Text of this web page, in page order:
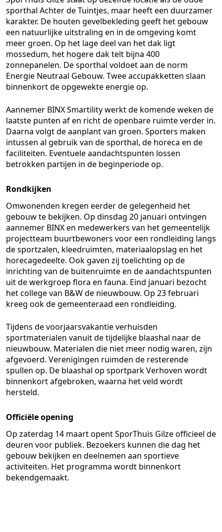
sporthal Achter de Tuintjes, maar heeft een duurzamer
karakter. De houten gevelbekleding geeft het gebouw
een natuurlijke uitstraling en in de omgeving komt
meer groen. Op het lage deel van het dak ligt
mossedum, het hogere dak telt bijna 400
zonnepanelen. De sporthal voldoet aan de norm
Energie Neutraal Gebouw. Twee accupakketten slaan
binnenkort de opgewekte energie op.
Aannemer BINX Smartility werkt de komende weken de
laatste punten af en richt de openbare ruimte verder in.
Daarna volgt de aanplant van groen. Sporters maken
intussen al gebruik van de sporthal, de horeca en de
faciliteiten. Eventuele aandachtspunten lossen
betrokken partijen in de beginperiode op.
Rondkijken
Omwonenden kregen eerder de gelegenheid het
gebouw te bekijken. Op dinsdag 20 januari ontvingen
aannemer BINX en medewerkers van het gemeentelijk
projectteam buurtbewoners voor een rondleiding langs
de sportzalen, kleedruimten, materiaalopslag en het
horecagedeelte. Ook gaven zij toelichting op de
inrichting van de buitenruimte en de aandachtspunten
uit de werkgroep flora en fauna. Eind januari bezocht
het college van B&W de nieuwbouw. Op 23 februari
kreeg ook de gemeenteraad een rondleiding.
Tijdens de voorjaarsvakantie verhuisden
sportmaterialen vanuit de tijdelijke blaashal naar de
nieuwbouw. Materialen die niet meer nodig waren, zijn
afgevoerd. Verenigingen ruimden de resterende
spullen op. De blaashal op sportpark Verhoven wordt
binnenkort afgebroken, waarna het veld wordt
hersteld.
Officiële opening
Op zaterdag 14 maart opent SporThuis Gilze officieel de
deuren voor publiek. Bezoekers kunnen die dag het
gebouw bekijken en deelnemen aan sportieve
activiteiten. Het programma wordt binnenkort
bekendgemaakt.